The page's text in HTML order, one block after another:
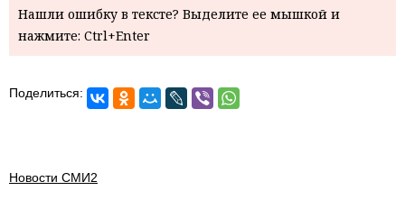
Нашли ошибку в тексте? Выделите ее мышкой и
нажмите: Ctrl+Enter
Поделиться:
Новости СМИ2